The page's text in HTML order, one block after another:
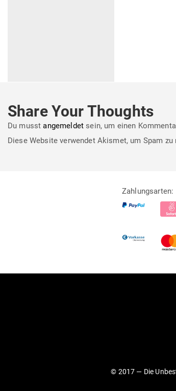
Share Your Thoughts
Du musstangemeldet sein, um einen
Diese Website verwendet Akismet, um Spam zu
Zahlungsarten:
© 2017 — Die